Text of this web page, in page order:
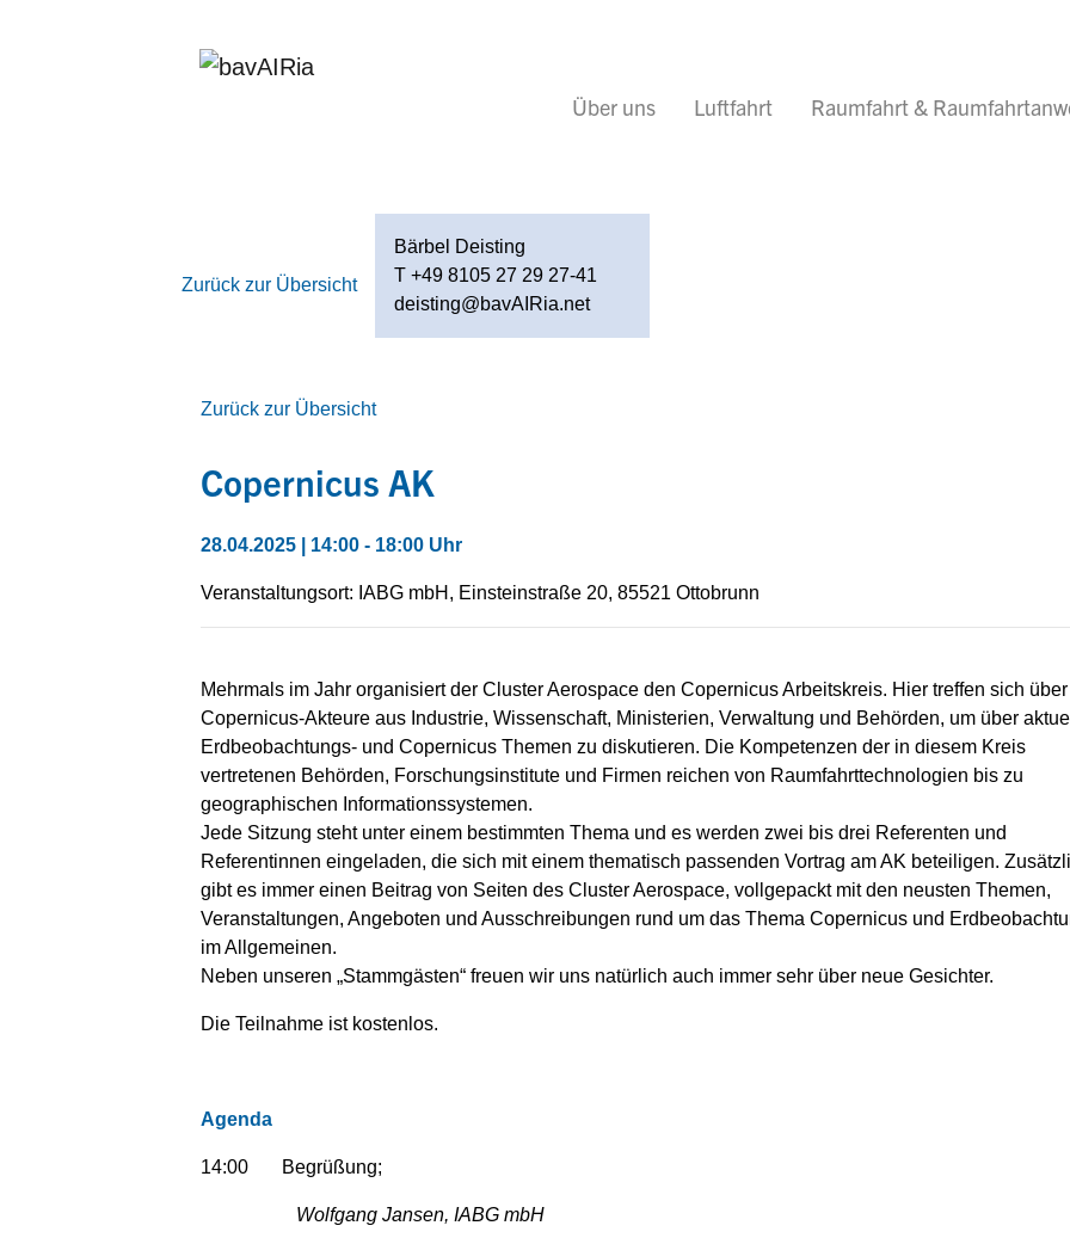
Über uns Luftfahrt Raumfahrt &
Bärbel Deisting
T +49 8105 27 29 27-41
deisting@bavAIRia.net
Zurück zur Übersicht
Copernicus AK
28.04.2025 | 14:00 - 18:00 Uhr
Veranstaltungsort: IABG mbH, Einsteinstraße 20, 85521 Ottobrunn
Mehrmals im Jahr organisiert der Cluster Aerospace den Copernicus Arbeitskreis. Hier treffen sich
Copernicus-Akteure aus Industrie, Wissenschaft, Ministerien, Verwaltung und Behörden, um über
Erdbeobachtungs- und Copernicus Themen zu diskutieren. Die Kompetenzen der in diesem Kreis
vertretenen Behörden, Forschungsinstitute und Firmen reichen von Raumfahrttechnologien bis zu
geographischen Informationssystemen.
Jede Sitzung steht unter einem bestimmten Thema und es werden zwei bis drei Referenten und
Referentinnen eingeladen, die sich mit einem thematisch passenden Vortrag am AK beteiligen.
gibt es immer einen Beitrag von Seiten des Cluster Aerospace, vollgepackt mit den neusten Themen,
Veranstaltungen, Angeboten und Ausschreibungen rund um das Thema Copernicus und
im Allgemeinen.
Neben unseren „Stammgästen“ freuen wir uns natürlich auch immer sehr über neue Gesichter.
Die Teilnahme ist kostenlos.
Agenda
14:00 Begrüßung;
Wolfgang Jansen, IABG mbH
Zurück zur Übersicht